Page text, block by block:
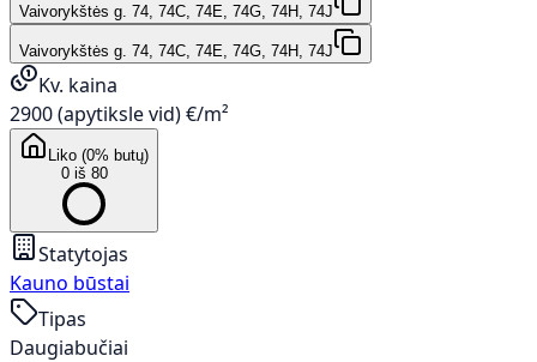
Vaivorykštės g. 74, 74C, 74E, 74G, 74H, 74J
Vaivorykštės g. 74, 74C, 74E, 74G, 74H, 74J
Kv. kaina
2900 (apytiksle vid) €/m²
Liko (0% butų)
0 iš 80
Statytojas
Kauno būstai
Tipas
Daugiabučiai